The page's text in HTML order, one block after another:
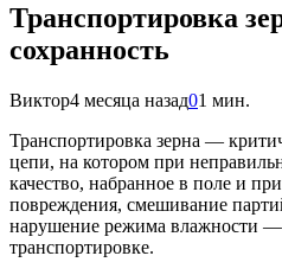
Транспортировка
сохранность
Виктор4 месяца назад01 мин.
Транспортировка зерна —
цепи, на котором при
качество, набранное в поле и
повреждения, смешивание
нарушение режима влажности
транспортировке.